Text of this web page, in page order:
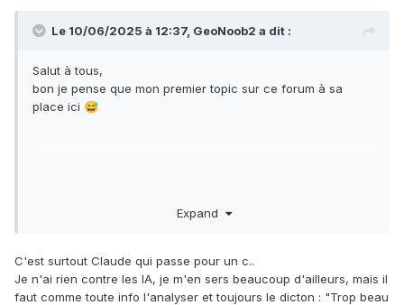
Le 10/06/2025 à 12:37, GeoNoob2 a dit :
Salut à tous,
bon je pense que mon premier topic sur ce forum à sa
place ici 😅
Expand
C'est surtout Claude qui passe pour un c..
Je n'ai rien contre les IA, je m'en sers beaucoup d'ailleurs, mais il
faut comme toute info l'analyser et toujours le dicton : "Trop beau